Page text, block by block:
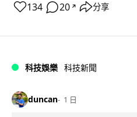
134 20 ↗ 分享
科技娛樂 科技新聞
duncan 1 日